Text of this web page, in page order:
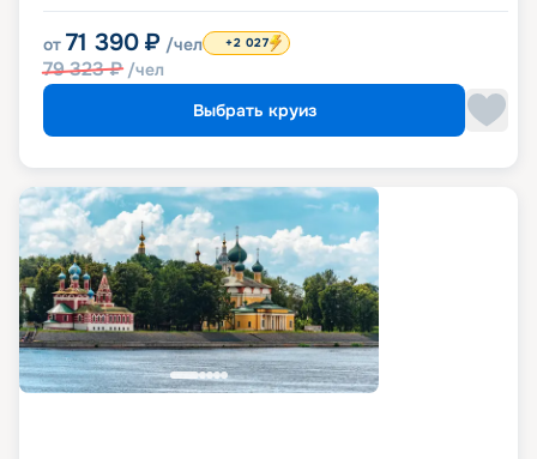
от 71 390 ₽ /чел
79 323₽ /чел
+2 027
Выбрать круиз